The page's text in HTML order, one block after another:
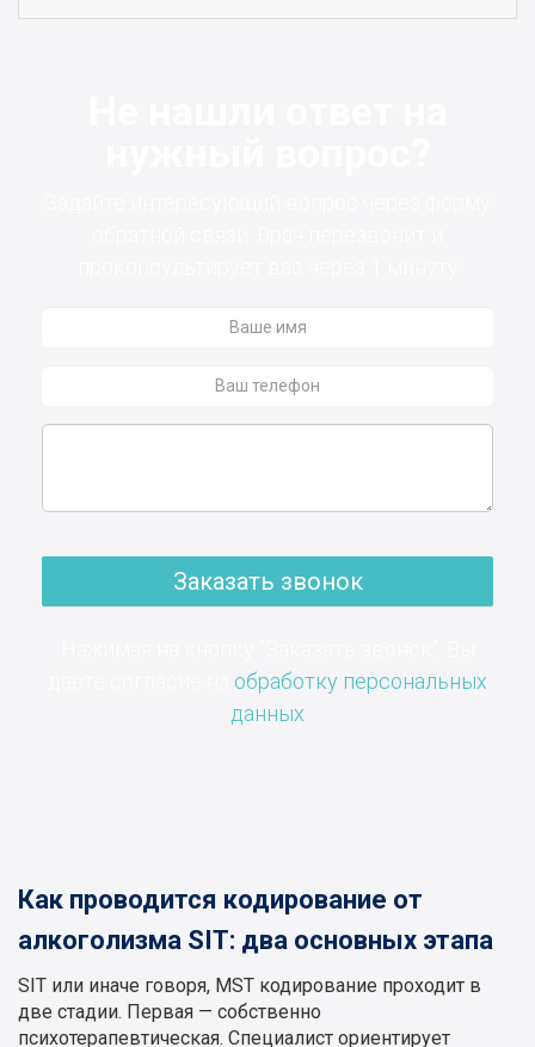
Заказать звонок
обработку персональных
данных
Как проводится кодирование от
алкоголизма SIT: два основных этапа
SIT или иначе говоря, MST кодирование проходит в
две стадии. Первая — собственно
психотерапевтическая. Специалист ориентирует